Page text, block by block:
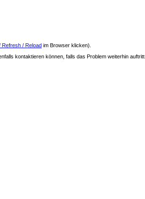
Refresh / Reload im Browser klicken).
kontaktieren können, falls das Problem weiterhin auftritt.